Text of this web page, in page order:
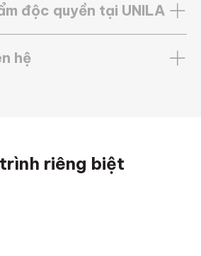
độc quyền tại UNILA
hệ
riêng biệt